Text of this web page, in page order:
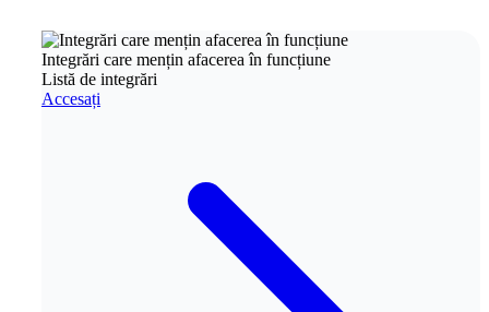
Integrări care mențin afacerea în funcțiune
Listă de integrări
Accesați